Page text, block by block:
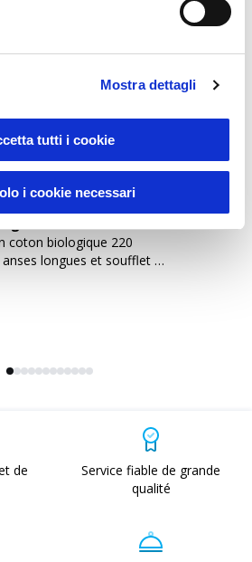
Mostra dettagli
tutti i cookie
i cookie necessari
Living
coton biologique 220
longues et soufflet à
de
Service fiable de grande
qualité